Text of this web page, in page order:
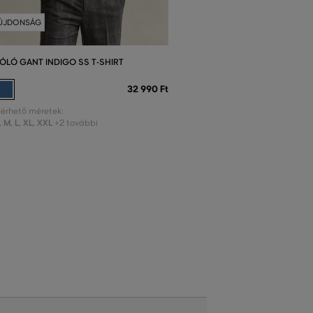
GANT INDIGO SS T-SHIRT
32 990 Ft
méretek:
, M, L, XL, XXL +2 további